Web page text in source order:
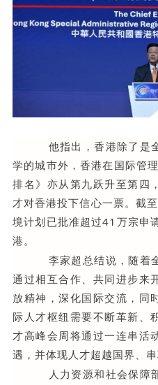
他指出，香港除了是
学的城市外，香港在国际管
排名》亦从第九跃升至第四
才对香港投下信心一票。截
境计划已批准超过41万宗申
港。
李家超总结说，随着
通过相互合作、共同进步来
放精神，深化国际交流，同
际人才枢纽需要不断革新、
才高峰会周将通过一连串活
遇，并体现人才超越国界、串
人力资源和社会保障